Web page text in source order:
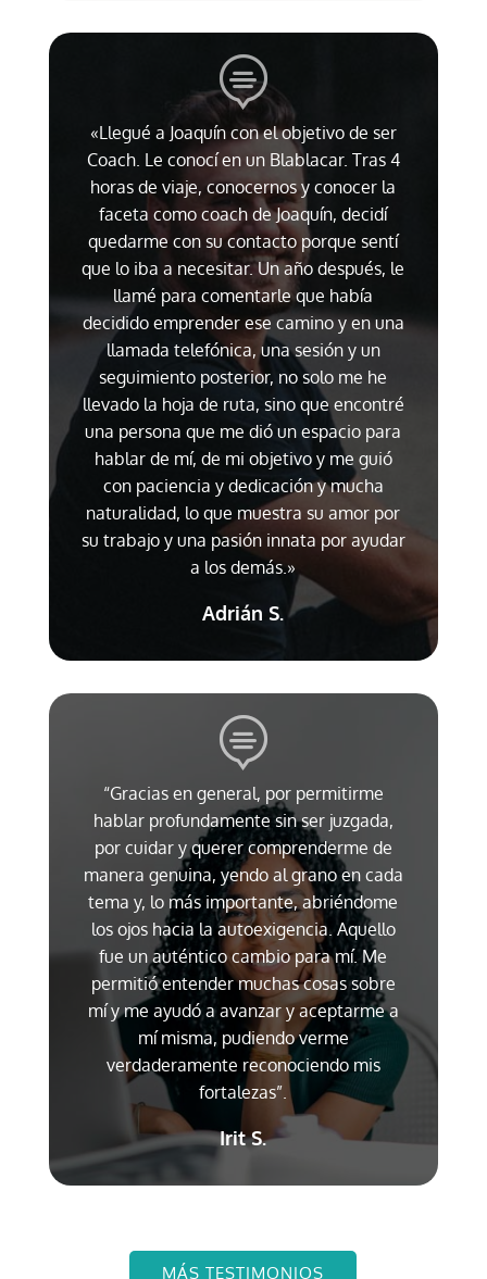
«Llegué a Joaquín con el objetivo de ser
Coach. Le conocí en un Blablacar. Tras 4
horas de viaje, conocernos y conocer la
faceta como coach de Joaquín, decidí
quedarme con su contacto porque sentí
que lo iba a necesitar. Un año después, le
llamé para comentarle que había
decidido emprender ese camino y en una
llamada telefónica, una sesión y un
seguimiento posterior, no solo me he
llevado la hoja de ruta, sino que encontré
una persona que me dió un espacio para
hablar de mí, de mi objetivo y me guió
con paciencia y dedicación y mucha
naturalidad, lo que muestra su amor por
su trabajo y una pasión innata por ayudar
a los demás.»
Adrián S.
“Gracias en general, por permitirme
hablar profundamente sin ser juzgada,
por cuidar y querer comprenderme de
manera genuina, yendo al grano en cada
tema y, lo más importante, abriéndome
los ojos hacia la autoexigencia. Aquello
fue un auténtico cambio para mí. Me
permitió entender muchas cosas sobre
mí y me ayudó a avanzar y aceptarme a
mí misma, pudiendo verme
verdaderamente reconociendo mis
fortalezas”.
Irit S.
MÁS TESTIMONIOS